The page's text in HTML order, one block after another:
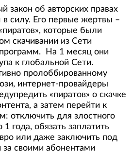
закон об авторских правах
в силу. Его первые жертвы –
которые были
скачивании из Сети
На 1 месяц они
к глобальной Сети.
пролоббированному
интернет-провайдеры
«пиратов» о скачке
а затем перейти к
отключить для злостного
года, обязать заплатить
или даже заключить под
своими абонентами